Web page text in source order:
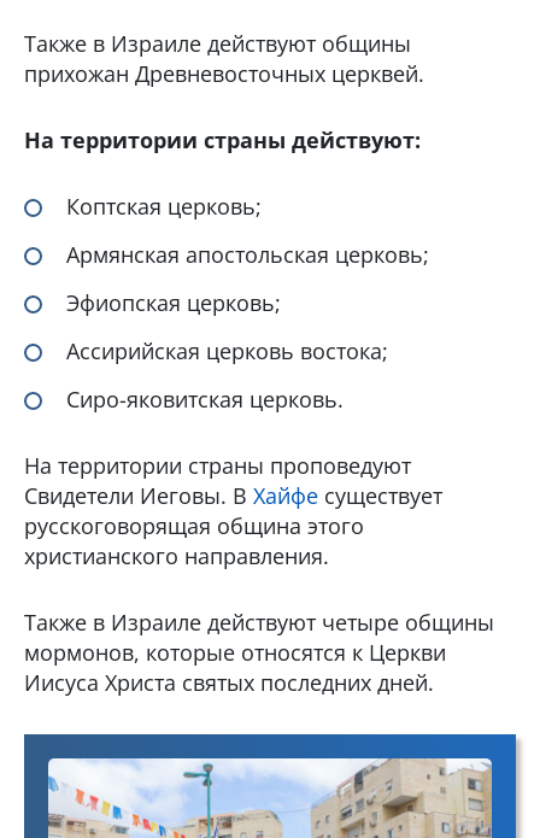
Также в Израиле действуют общины
прихожан Древневосточных церквей.
На территории страны действуют:
Коптская церковь;
Армянская апостольская церковь;
Эфиопская церковь;
Ассирийская церковь востока;
Сиро-яковитская церковь.
На территории страны проповедуют
Свидетели Иеговы. В Хайфе существует
русскоговорящая община этого
христианского направления.
Также в Израиле действуют четыре общины
мормонов, которые относятся к Церкви
Иисуса Христа святых последних дней.